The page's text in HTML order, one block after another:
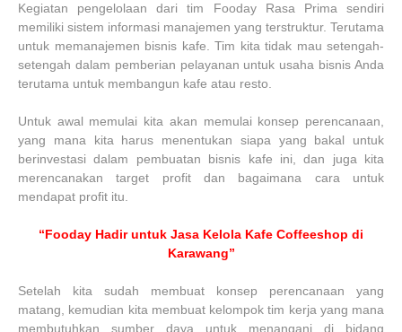
Kegiatan pengelolaan dari tim Fooday Rasa Prima sendiri
memiliki sistem informasi manajemen yang terstruktur. Terutama
untuk memanajemen bisnis kafe. Tim kita tidak mau setengah-
setengah dalam pemberian pelayanan untuk usaha bisnis Anda
terutama untuk membangun kafe atau resto.
Untuk awal memulai kita akan memulai konsep perencanaan,
yang mana kita harus menentukan siapa yang bakal untuk
berinvestasi dalam pembuatan bisnis kafe ini, dan juga kita
merencanakan target profit dan bagaimana cara untuk
mendapat profit itu.
“Fooday Hadir untuk Jasa Kelola Kafe Coffeeshop di
Karawang”
Setelah kita sudah membuat konsep perencanaan yang
matang, kemudian kita membuat kelompok tim kerja yang mana
membutuhkan sumber daya untuk menangani di bidang